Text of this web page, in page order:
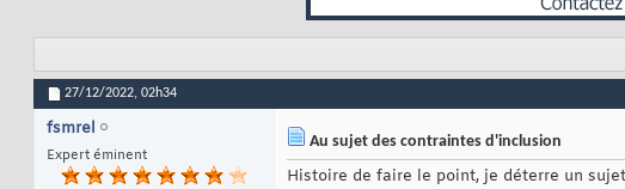
27/12/2022, 02h34
fsmrel
Expert éminent
Au sujet des contraintes d'inclusion
Histoire de faire le point, je déterre un